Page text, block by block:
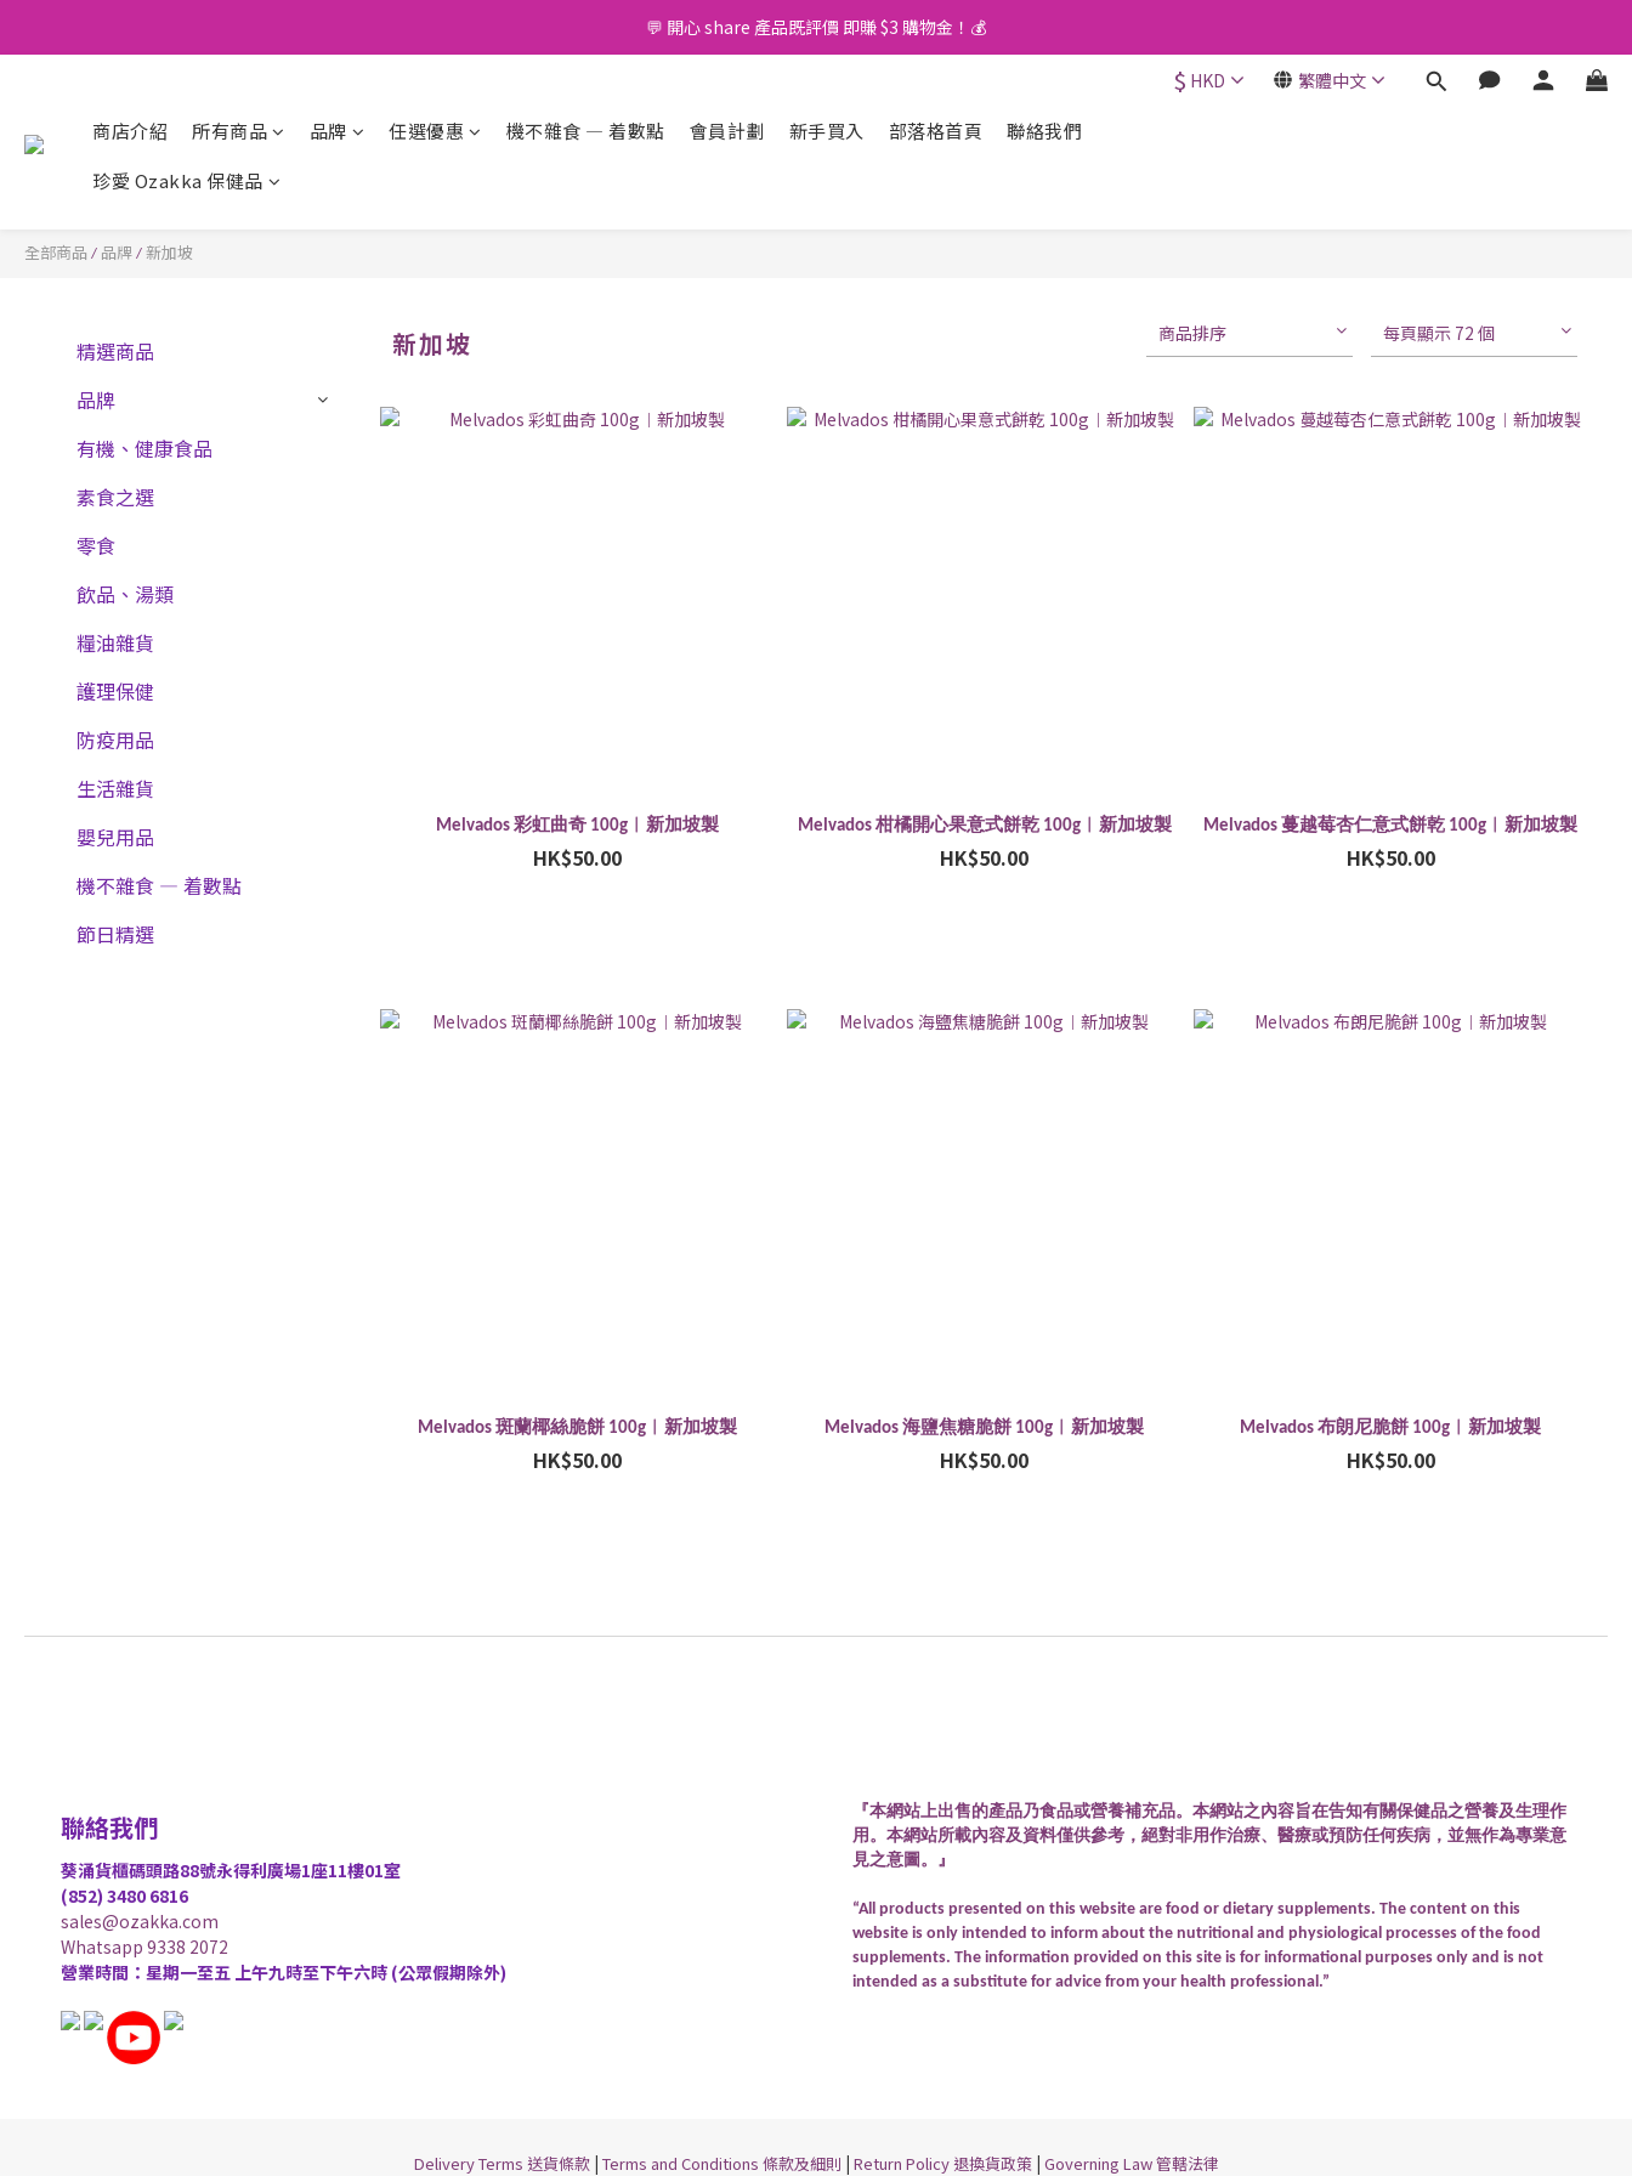
🚛 購物滿 $400 免運費🤩
💬 開心 share 產品既評價 即賺 $3 購物金！💰
$ HKD 繁體中文
商店介紹 所有商品 品牌 任選優惠 機不雜食 — 着數點 會員計劃 新手買入 部落格首頁
聯絡我們
珍愛 Ozakka 保健品
全部商品 / 品牌 / 新加坡
精選商品
品牌
有機、健康食品
素食之選
零食
飲品、湯類
糧油雜貨
護理保健
防疫用品
生活雜貨
嬰兒用品
機不雜食 — 着數點
節日精選
新加坡 商品排序 每頁顯示 72 個
Melvados 彩虹曲奇 100g︱新加坡製
HK$50.00
Melvados 柑橘開心果意式餅乾 100g︱新加坡製
HK$50.00
Melvados 蔓越莓杏仁意式餅乾 100g︱新加坡製
HK$50.00
Melvados 斑蘭椰絲脆餅 100g︱新加坡製
HK$50.00
Melvados 海鹽焦糖脆餅 100g︱新加坡製
HK$50.00
Melvados 布朗尼脆餅 100g︱新加坡製
HK$50.00
聯絡我們
葵涌貨櫃碼頭路88號永得利廣場1座11樓01室
(852) 3480 6816
sales@ozakka.com
Whatsapp 9338 2072
營業時間：星期一至五 上午九時至下午六時 (公眾假期除外)
『本網站上出售的產品乃食品或營養補充品。本網站之內容旨在告知有關保健品之營養及生理作
用。本網站所載內容及資料僅供參考，絕對非用作治療、醫療或預防任何疾病，並無作為專業意
見之意圖。』
“All products presented on this website are food or dietary supplements. The content on this
website is only intended to inform about the nutritional and physiological processes of the food
supplements. The information provided on this site is for informational purposes only and is not
intended as a substitute for advice from your health professional.”
Delivery Terms 送貨條款| Terms and Conditions 條款及細則 | Return Policy 退換貨政策| Governing Law 管轄法律